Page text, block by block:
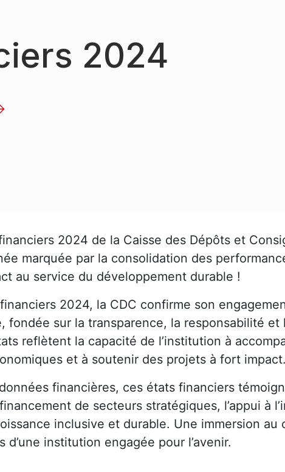
2024
2024 de la Caisse des Dépôts et
marquée par la consolidation des
au service du développement durable !
2024, la CDC confirme son
fondée sur la transparence, la responsabilité
reflètent la capacité de l’institution à
et à soutenir des projets à fort impact.
financières, ces états financiers
de secteurs stratégiques, l’appui à
inclusive et durable. Une immersion
d’une institution engagée pour l’avenir.